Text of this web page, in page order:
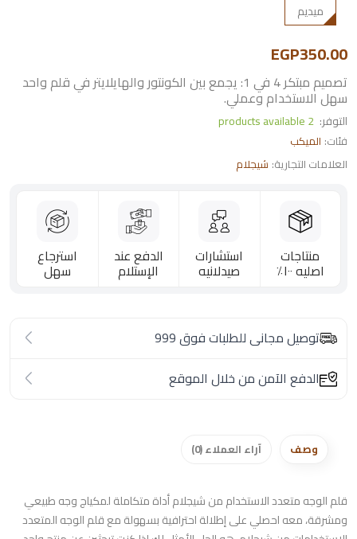
EGP350.00
تصميم مبتكر 4 في 1: يجمع بين الكونتور والهايلايتر في قلم واحد
سهل الاستخدام وعملي.
ميديم
التوفر:
فئات: الميكب
العلامات التجارية: شيجلام
منتاجات
اصليه ١٠٠٪؜
استشارات
صيدلانيه
الدفع عند
الإستلام
استرجاع
سهل
توصيل مجانى للطلبات فوق 999
الدفع الآمن من خلال الموقع
وصف آراء العملاء (0)
قلم الوجه متعدد الاستخدام من شيجلام أداة متكاملة لمكياج وجه طبيعي
ومشرقة، معه احصلي على إطلالة احترافية بسهولة مع قلم الوجه المتعدد